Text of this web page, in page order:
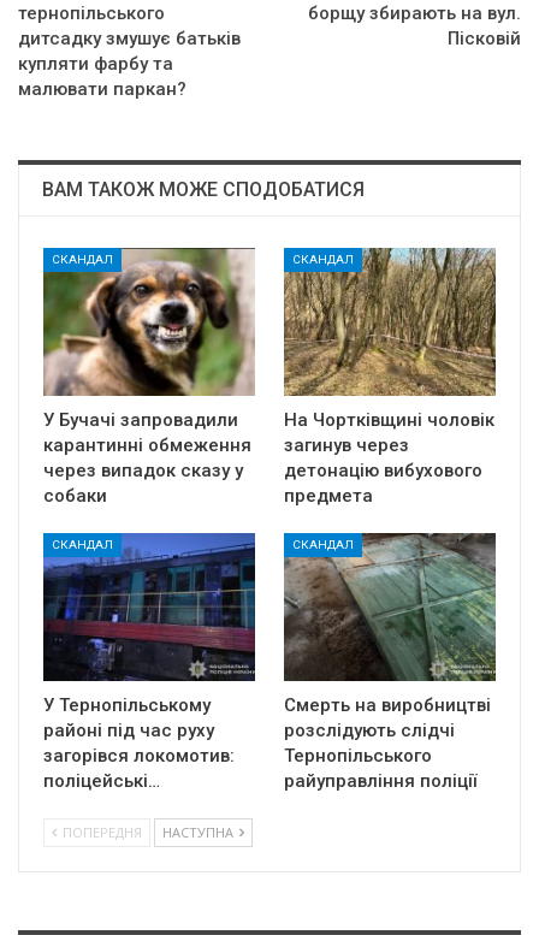
тернопільського
дитсадку змушує батьків
купляти фарбу та
малювати паркан?
борщу збирають на вул.
Пісковій
ВАМ ТАКОЖ МОЖЕ СПОДОБАТИСЯ
СКАНДАЛ
У Бучачі запровадили
карантинні обмеження
через випадок сказу у
собаки
СКАНДАЛ
На Чортківщині чоловік
загинув через
детонацію вибухового
предмета
СКАНДАЛ
У Тернопільському
районі під час руху
загорівся локомотив:
поліцейські…
СКАНДАЛ
Смерть на виробництві
розслідують слідчі
Тернопільського
райуправління поліції
ПОПЕРЕДНЯ НАСТУПНА